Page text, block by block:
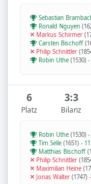
Sebastian
Ronald Nguyen
Markus Schirmer
Carsten Bischoff
Philip Schnittler
Robin Uthe (1530) -
6
Platz
3:3
Bilanz
Robin Uthe (1530) -
Tim Selle (1651) -
Matthias Bischoff
Philip Schnittler
Maximilian Heine
Jonas Walter (1747) -